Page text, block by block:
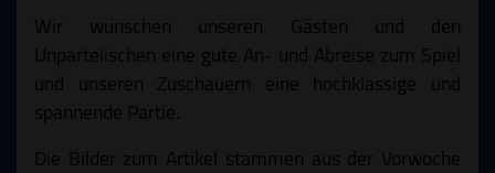
Wir wünschen unseren Gästen und den
Unparteiischen eine gute An- und Abreise zum Spiel
und unseren Zuschauern eine hochklassige und
spannende Partie.
Die Bilder zum Artikel stammen aus der Vorwoche